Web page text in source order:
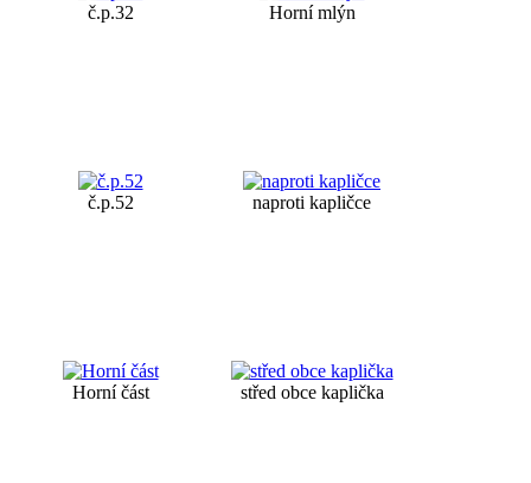
č.p.32 Horní mlýn
č.p.52 naproti kapličce
Horní část střed obce kaplička